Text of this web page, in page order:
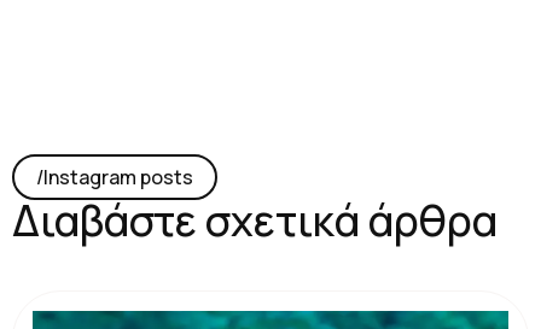
/lnstagram posts
Διαβάστε σχετικά άρθρα